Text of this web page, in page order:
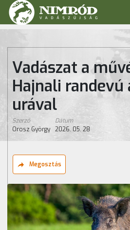
Vadászat a
Hajnali randevú
urával
Szerző
Orosz György
Dátum
2026. 05. 28
Megosztás